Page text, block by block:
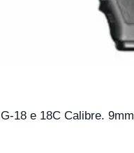
18 e 18C Calibre. 9mm